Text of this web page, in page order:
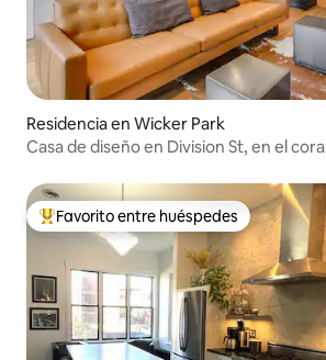
Residencia en Wicker Park
Casa de diseño en Division St, en el
De los mejores en Favorito entre
Favorito entre huéspedes